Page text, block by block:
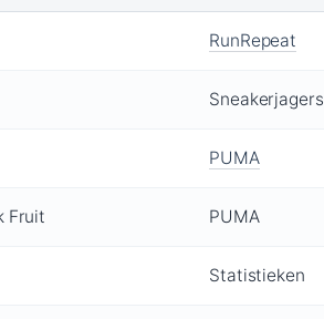
RunRepeat
Sneakerjagers
PUMA
Fruit PUMA
Statistieken